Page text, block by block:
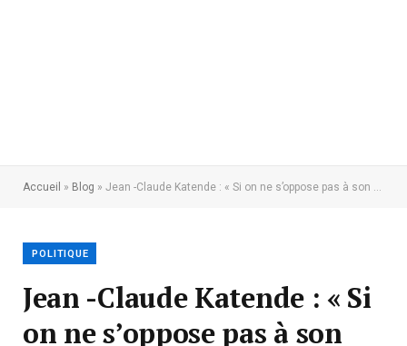
Accueil » Blog » Jean -Claude Katende : « Si on ne s’oppose pas à son 3eme mandat, il (Tshisekedi) installera une dictature plus dangereuse »
POLITIQUE
Jean -Claude Katende : « Si
on ne s’oppose pas à son